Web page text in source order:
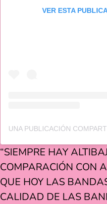
VER ESTA
“SIEMPRE HAY
COMPARACIÓN CON
QUE HOY LAS
CALIDAD DE LAS